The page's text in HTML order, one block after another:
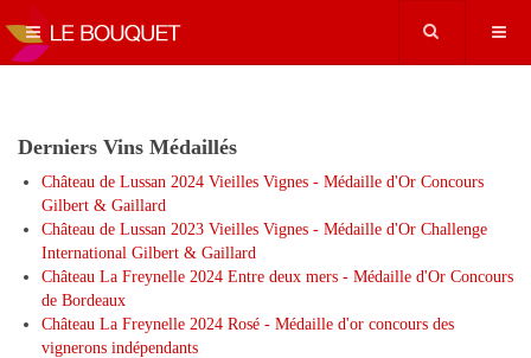
Derniers Vins Médaillés
Château de Lussan 2024 Vieilles Vignes - Médaille d'Or Concours
Gilbert & Gaillard
Château de Lussan 2023 Vieilles Vignes - Médaille d'Or Challenge
International Gilbert & Gaillard
Château La Freynelle 2024 Entre deux mers - Médaille d'Or Concours
de Bordeaux
Château La Freynelle 2024 Rosé - Médaille d'or concours des
vignerons indépendants